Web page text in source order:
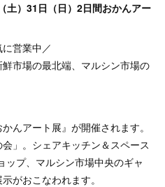
土）31日（日）2日間おかんアー
営業中／
市場の最北端、マルシン市場の
んアート展』が開催されます。
」。シェアキッチン＆スペース
ップ、マルシン市場中央のギャ
がおこなわれます。